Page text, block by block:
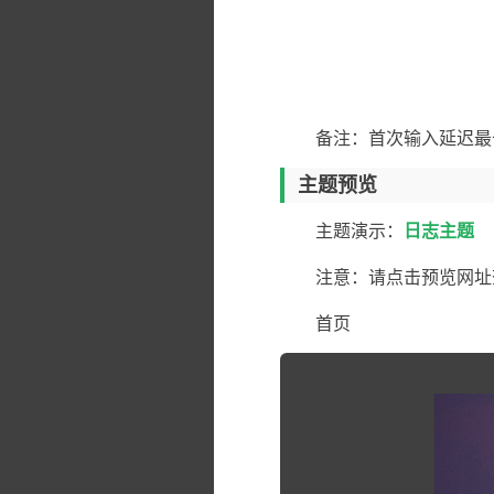
备注：首次输入延迟
主题预览
主题演示： 日志主题
注意：请点击预览网
首页